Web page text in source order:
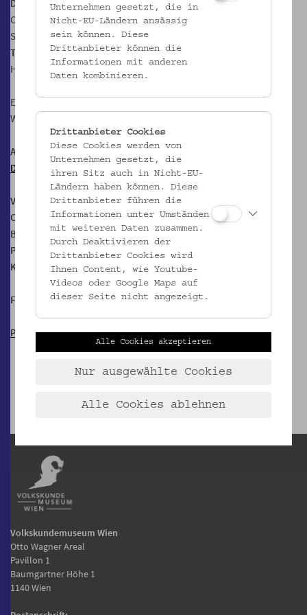
Die Filmcrew:Michael Strohmann, Marietta Dang, Sarah Vrabel,
Camilla Henrich, Yosi Wanunu, Kornelia Kilga
Strohmann, Didi KernProps:Paul Horn, Sarah Vrabel
Text und Regie:Yosi WanunuProduktion:
Henrich
Eine Koproduktion von
Wien. In österreichischem English.
Alle Termine:
Di, 23. – So, 28. Juni 2026, jeweils 20 Uhr
Volkskundemuseum Wien
Otto Wagner Areal, Pavillon 1
Baumgartner Höhe 1, 1140 Wien
Pay as you wish!
Kartenreservierung via Anmeldebutton
Findet bei Schlechtwetter indoor statt. (NICHT BARRIEREFREI)
Pressedownload
Volkskundemuseum Wien
Otto Wagner Areal
Pavillon 1
Baumgartner Höhe 1
1140 Wien
Unternehmen gesetzt, die in
Nicht-EU-Ländern ansässig
sein können. Diese
Drittanbieter können die
Informationen mit anderen
Daten kombinieren.
Drittanbieter Cookies
Diese Cookies werden von
Unternehmen gesetzt, die
ihren Sitz auch in Nicht-EU-
Ländern haben können. Diese
Drittanbieter führen die
Informationen unter Umständen
mit weiteren Daten zusammen.
Durch Deaktivieren der
Drittanbieter Cookies wird
Ihnen Content, wie Youtube-
Videos oder Google Maps auf
dieser Seite nicht angezeigt.
Alle Cookies akzeptieren
Nur ausgewählte Cookies
Alle Cookies ablehnen